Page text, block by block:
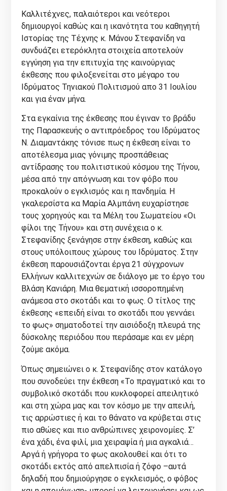
Καλλιτέχνες, παλαιότεροι και νεότεροι
δημιουργοί καθώς και η ικανότητα του καθηγητή
Ιστορίας της Τέχνης κ. Μάνου Στεφανίδη να
συνδυάζει ετερόκλητα στοιχεία αποτελούν
εγγύηση για την επιτυχία της καινούργιας
έκθεσης που φιλοξενείται στο μέγαρο του
Ιδρύματος Τηνιακού Πολιτισμού απο 31 Ιουλίου
και για έναν μήνα.
Στα εγκαίνια της έκθεσης που έγιναν το βράδυ
της Παρασκευής ο αντιπρόεδρος του Ιδρύματος
Ν. Διαμαντάκης τόνισε πως η έκθεση είναι το
αποτέλεσμα μιας γόνιμης προσπάθειας
αντίδρασης του πολιτιστικού κόσμου της Τήνου,
μέσα από την απόγνωση και τον φόβο που
προκαλούν ο εγκλισμός και η πανδημία. Η
γκαλερσίστα κα Μαρία Αλμπάνη ευχαρίστησε
τους χορηγούς και τα Μέλη του Σωματείου «Οι
φίλοι της Τήνου» και στη συνέχεια ο κ.
Στεφανίδης ξενάγησε στην έκθεση, καθώς και
στους υπόλοιπους χώρους του Ιδρύματος. Στην
έκθεση παρουσιάζονται έργα 21 σύγχρονων
Ελλήνων καλλιτεχνών σε διάλογο με το έργο του
Βλάση Κανιάρη. Μια θεματική ισσοροπημένη
ανάμεσα στο σκοτάδι και το φως. Ο τίτλος της
έκθεσης «επειδή είναι το σκοτάδι που γεννάει
το φως» σηματοδοτεί την αισιόδοξη πλευρά της
δύσκολης περιόδου που περάσαμε και εν μέρη
ζούμε ακόμα.
Όπως σημειώνει ο κ. Στεφανίδης στον κατάλογο
που συνοδεύει την έκθεση «Το πραγματικό και το
συμβολικό σκοτάδι που κυκλοφορεί απειλητικό
και στη χώρα μας και τον κόσμο με την απειλή,
τις αρρώστιες ή και το θάνατο να κρύβεται στις
πιο αθώες και πιο ανθρώπινες χειρονομίες. Σ’
ένα χάδι, ένα φιλί, μια χειραψία ή μια αγκαλιά…
Αργά ή γρήγορα το φως ακολουθεί και ότι το
σκοτάδι εκτός από απελπισία ή ζόφο –αυτά
δηλαδή που δημιούργησε ο εγκλεισμός, ο φόβος